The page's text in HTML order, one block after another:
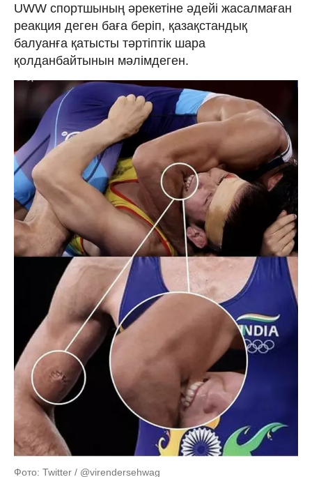
UWW спортшының әрекетіне әдейі жасалмаған
реакция деген баға беріп, қазақстандық
балуанға қатысты тәртіптік шара
қолданбайтынын мәлімдеген.
Фото: Twitter / @virendersehwag